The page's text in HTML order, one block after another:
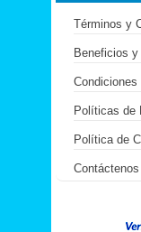
Términos y
Beneficios
Políticas de
Política de
Contáctenos